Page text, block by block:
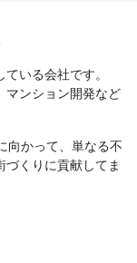
いる会社です。
マンション開発など
向かって、単なる不
くりに貢献してま